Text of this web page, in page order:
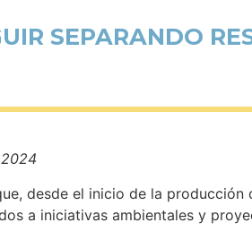
SEPARANDO
desde el inicio de la producción
a iniciativas ambientales y